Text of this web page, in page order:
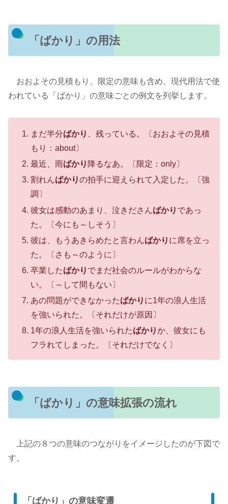
「ばかり」の用法
おおよその見積もり、限定の意味も含め、現代用法で使
われている「ばかり」の意味ごとの例文を列挙します。
まだ半分ばかり
、残っている。〔おおよその見積
もり：about〕
最近、雨ばかり 降るなあ。〔限定：only〕
割れんばかりの拍手に迎えられて入定した。〔強
調〕
彼女は感動のあまり、泣きださんばかり であっ
た。〔今にも～しそう〕
彼は、もうあきらめたと言わんばかり に席を立っ
た。〔さも～のように〕
卒業したばかり でまだ社会のルールがわからな
い。〔～して間もない〕
あの問題ができなかったばかり に1年の浪人生活
を強いられた。〔それだけが原因〕
1年の浪人生活を強いられたばかりか、彼女にも
フラれてしまった。〔それだけでなく〕
「ばかり」の意味拡張の流れ
上記の８つの意味のつながりをイメージしたのが下図で
す。
「ばかり」の意味変遷